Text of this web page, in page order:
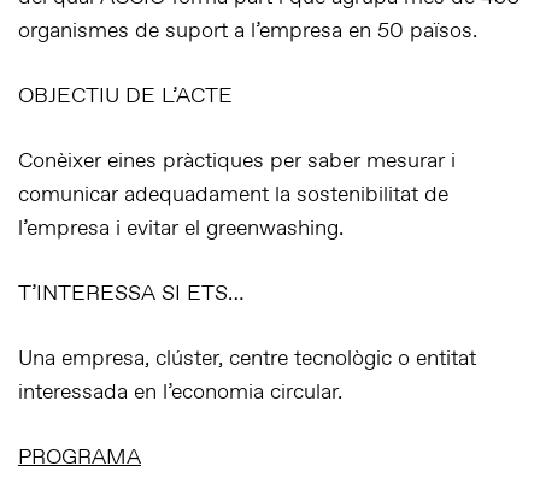
organismes de suport a l’empresa en 50 països.
OBJECTIU DE L’ACTE
Conèixer eines pràctiques per saber mesurar i
comunicar adequadament la sostenibilitat de
l’empresa i evitar el greenwashing.
T’INTERESSA SI ETS…
Una empresa, clúster, centre tecnològic o entitat
interessada en l’economia circular.
PROGRAMA